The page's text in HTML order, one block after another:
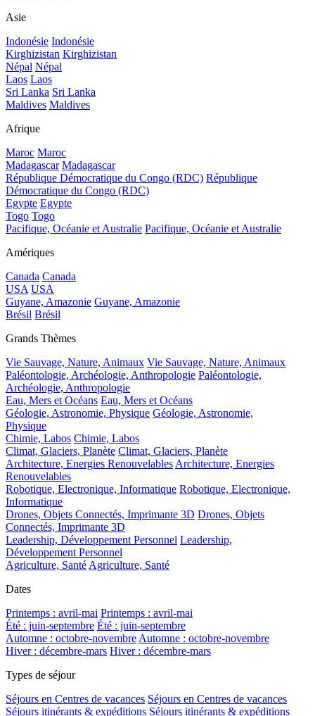
Asie
Indonésie Indonésie
Kirghizistan Kirghizistan
Népal Népal
Laos Laos
Sri Lanka Sri Lanka
Maldives Maldives
Afrique
Maroc Maroc
Madagascar Madagascar
République Démocratique du Congo (RDC) République
Démocratique du Congo (RDC)
Egypte Egypte
Togo Togo
Pacifique, Océanie et Australie Pacifique, Océanie et Australie
Amériques
Canada Canada
USA USA
Guyane, Amazonie Guyane, Amazonie
Brésil Brésil
Grands Thèmes
Vie Sauvage, Nature, Animaux Vie Sauvage, Nature, Animaux
Paléontologie, Archéologie, Anthropologie Paléontologie,
Archéologie, Anthropologie
Eau, Mers et Océans Eau, Mers et Océans
Géologie, Astronomie, Physique Géologie, Astronomie,
Physique
Chimie, Labos Chimie, Labos
Climat, Glaciers, Planète Climat, Glaciers, Planète
Architecture, Energies Renouvelables Architecture, Energies
Renouvelables
Robotique, Electronique, Informatique Robotique, Electronique,
Informatique
Drones, Objets Connectés, Imprimante 3D Drones, Objets
Connectés, Imprimante 3D
Leadership, Développement Personnel Leadership,
Développement Personnel
Agriculture, Santé Agriculture, Santé
Dates
Printemps : avril-mai Printemps : avril-mai
Été : juin-septembre Été : juin-septembre
Automne : octobre-novembre Automne : octobre-novembre
Hiver : décembre-mars Hiver : décembre-mars
Types de séjour
Séjours en Centres de vacances Séjours en Centres de vacances
Séjours itinérants & expéditions Séjours itinérants & expéditions